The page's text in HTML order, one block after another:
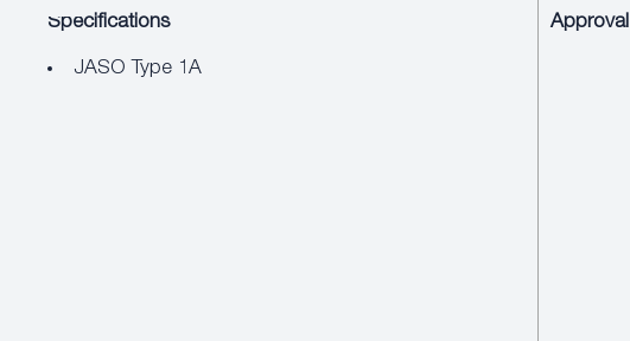
Specifications
JASO Type 1A
Approval